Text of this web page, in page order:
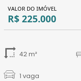
12
13
15
VALOR DO IMÓVEL
R$ 225.000
42 m²
1 vaga